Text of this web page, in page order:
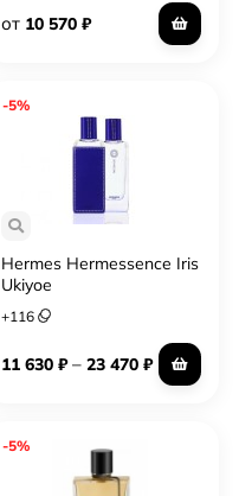
от 10 570 ₽
-5%
Hermes Hermessence Iris
Ukiyoe
+116
11 630 ₽– 23 470 ₽
-5%